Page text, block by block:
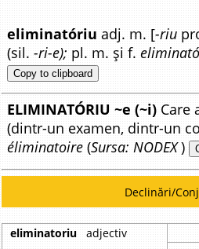
eliminatóriu adj. m. [-riu
(sil.-ri-e); pl. m. și f.
Copy to clipboard
ELIMINATÓRIU ~e (~i) Care
(dintr-un examen, dintr-un
éliminatoire (Sursa: NODEX)
Declinări/
eliminatoriu adjectiv